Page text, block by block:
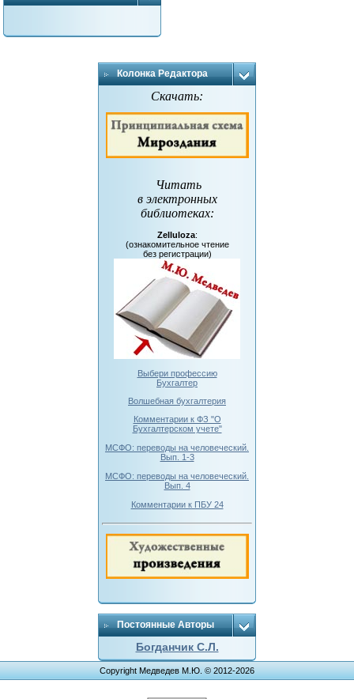
Колонка Редактора
Скачать:
Читать
в электронных
библиотеках:
Zelluloza:
(ознакомительное чтение
без регистрации)
Выбери профессию
Бухгалтер
Волшебная бухгалтерия
Комментарии к ФЗ "О
Бухгалтерском учете"
МСФО: переводы на человеческий.
Вып. 1-3
МСФО: переводы на человеческий.
Вып. 4
Комментарии к ПБУ 24
Постоянные Авторы
Богданчик С.Л.
Copyright Медведев М.Ю. © 2012-2026